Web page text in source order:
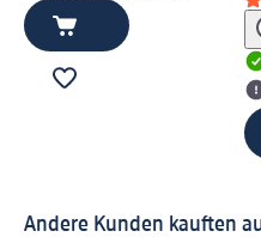
Andere Kunden kauften